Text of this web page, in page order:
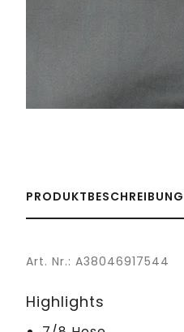
PRODUKTBESCHREIBUNG
Art. Nr.: A38046917544
Highlights